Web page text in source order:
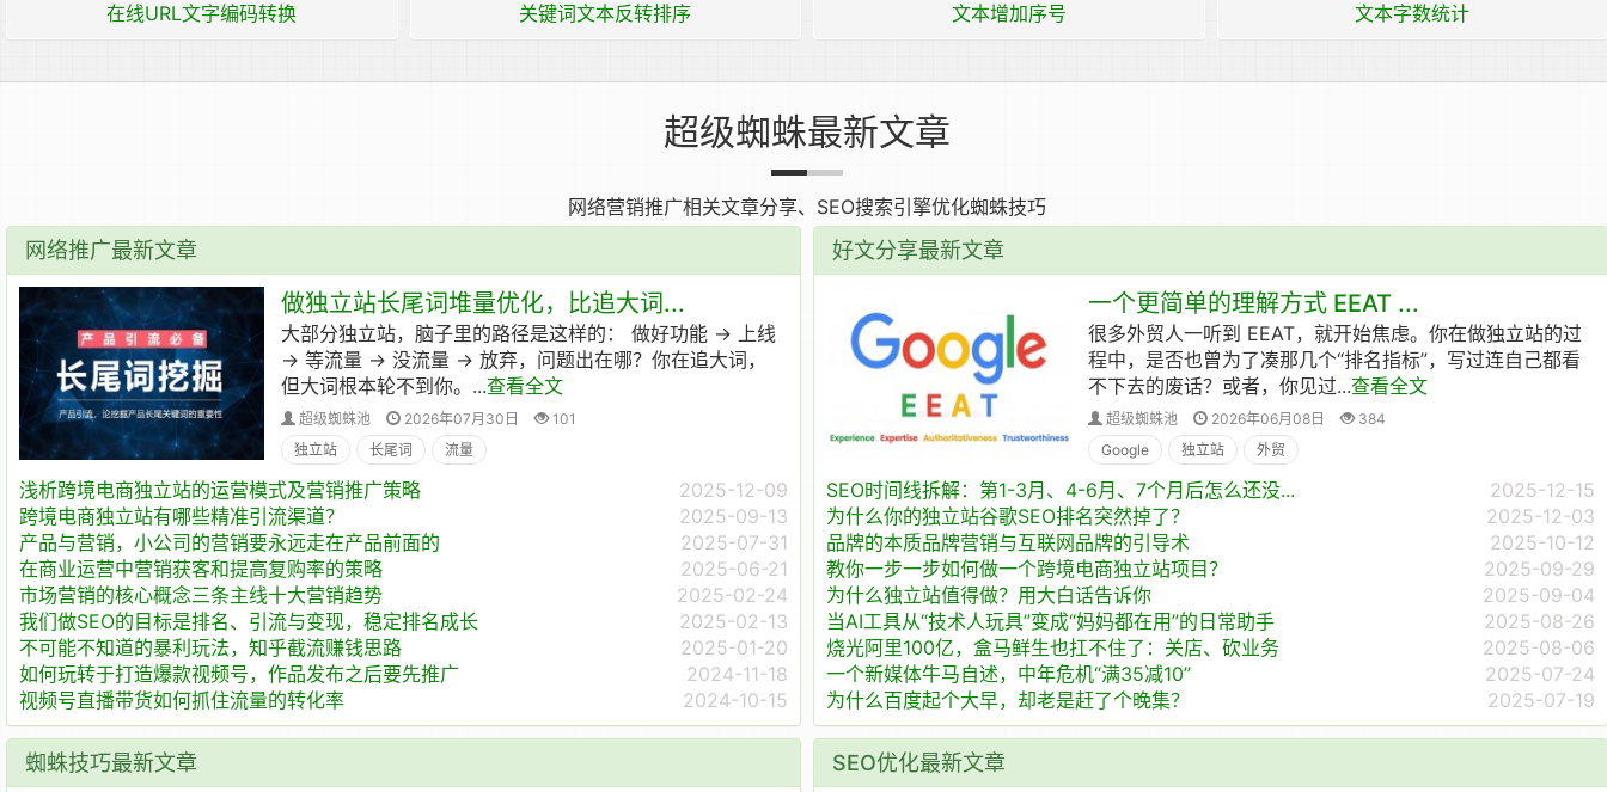
在线URL文字编码转换 关键词文本反转排序 文本增加序号 文本字数统计
超级蜘蛛最新文章
网络营销推广相关文章分享、SEO搜索引擎优化蜘蛛技巧
网络推广最新文章
做独立站长尾词堆量优化，比追大词...
大部分独立站，脑子里的路径是这样的： 做好功能 → 上线
→ 等流量 → 没流量 → 放弃，问题出在哪？你在追大词，
但大词根本轮不到你。...查看全文
超级蜘蛛池 2026年07月30日
101
独立站
长尾词 流量
浅析跨境电商独立站的运营模式及营销推广策略
2025-12-09
跨境电商独立站有哪些精准引流渠道？
2025-09-13
产品与营销，小公司的营销要永远走在产品前面的
2025-07-31
在商业运营中营销获客和提高复购率的策略
2025-06-21
市场营销的核心概念三条主线十大营销趋势
2025-02-24
我们做SEO的目标是排名、引流与变现，稳定排名成长
2025-02-13
不可能不知道的暴利玩法，知乎截流赚钱思路
2025-01-20
如何玩转于打造爆款视频号，作品发布之后要先推广
2024-11-18
视频号直播带货如何抓住流量的转化率
2024-10-15
好文分享最新文章
一个更简单的理解方式 EEAT ...
很多外贸人一听到 EEAT，就开始焦虑。你在做独立站的过
程中，是否也曾为了凑那几个“排名指标”，写过连自己都看
不下去的废话？或者，你见过...查看全文
超级蜘蛛池 2026年06月08日
384
Google
独立站 外贸
SEO时间线拆解：第1-3月、4-6月、7个月后怎么还没...
2025-12-15
为什么你的独立站谷歌SEO排名突然掉了？
2025-12-03
品牌的本质品牌营销与互联网品牌的引导术
2025-10-12
教你一步一步如何做一个跨境电商独立站项目？
2025-09-29
为什么独立站值得做？用大白话告诉你
2025-09-04
当AI工具从“技术人玩具”变成“妈妈都在用”的日常助手
2025-08-26
烧光阿里100亿，盒马鲜生也扛不住了：关店、砍业务
2025-08-06
一个新媒体牛马自述，中年危机“满35减10”
2025-07-24
为什么百度起个大早，却老是赶了个晚集？
2025-07-19
蜘蛛技巧最新文章 SEO优化最新文章